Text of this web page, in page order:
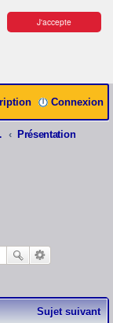
J'accepte
Connexion
® Présentation
Sujet suivant